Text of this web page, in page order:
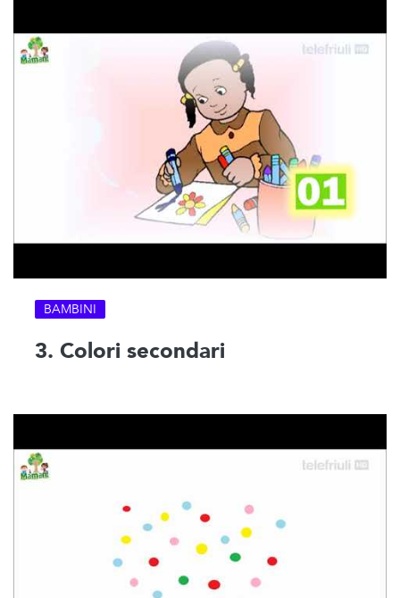
BAMBINI
3. Colori secondari